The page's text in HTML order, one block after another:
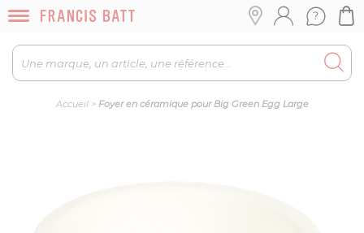
Accueil> Foyer en céramique pour Big Green Egg Large